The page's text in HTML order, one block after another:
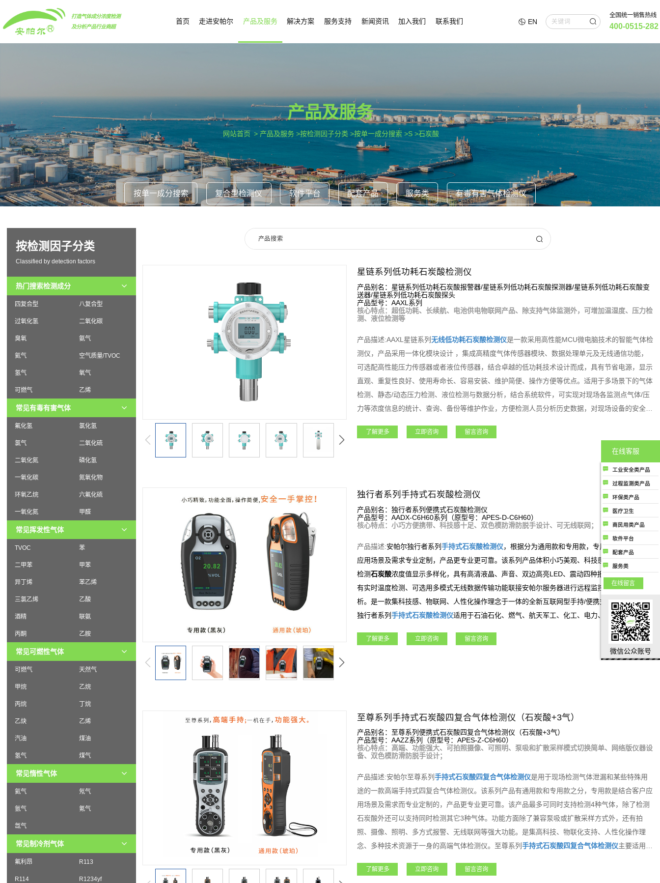
打造气体成分浓度检测
及分析产品行业商超
首页 走进安帕尔 产品及服务 解决方案 服务支持 新闻资讯 加入我们 联系我们 EN
全国统一销售热线
400-0515-282
产品及服务
网站首页 > 产品及服务 >按检测因子分类 >按单一成分搜索 >S >石炭酸
按单一成分搜索 复合型检测仪 软件平台 配套产品 服务类 有毒有害气体检测仪
按检测因子分类
Classified by detection factors
热门搜索检测成分
四复合型 八复合型
过氧化氢 二氧化碳
臭氧 氨气
氦气 空气质量/TVOC
氢气 氧气
可燃气 乙烯
常见有毒有害气体
氟化氢 氯化氢
氯气 二氧化硫
二氧化氮 磷化氢
一氧化碳 氮氧化物
环氧乙烷 六氟化硫
一氧化氮 甲醛
常见挥发性气体
TVOC 苯
二甲苯 甲苯
异丁烯 苯乙烯
三氯乙烯 乙酸
酒精 联氨
丙酮 乙胺
常见可燃性气体
可燃气 天然气
甲烷 乙烷
丙烷 丁烷
乙炔 乙烯
汽油 煤油
氢气 煤气
常见惰性气体
氦气 氖气
氩气 氪气
氙气
常见制冷剂气体
氟利昂 R113
R114 R1234yf
星链系列低功耗石炭酸检测仪
产品别名：星链系列低功耗石炭酸报警器/星链系列低功耗石炭酸探测器/星链系列低功耗石炭酸变
送器/星链系列低功耗石炭酸探头
产品型号：AAXL系列
核心特点：超低功耗、长续航、电池供电物联网产品、除支持气体监测外，可增加温湿度、压力检
测、液位检测等
产品描述:AAXL星链系列 无线低功耗石炭酸检测仪是一款采用高性能MCU微电脑技术的智能气体检
测仪，产品采用一体化模块设计 ，集成高精度气体传感器模块、数据处理单元及无线通信功能，
可选配高性能压力传感器或者液位传感器，结合卓越的低功耗技术设计而成，具有节省电源，显示
直观、重复性良好、使用寿命长、容易安装、维护简便、操作方便等优点。适用于多场景下的气体
检测、静态/动态压力检测、液位检测与数据分析，结合系统软件，可实现对现场各监测点气体/压
力等浓度信息的统计、查询、备份等维护作业，方便检测人员分析历史数据，对现场设备的安全风
时性，降低设备使用风险。
了解更多 立即咨询 留言咨询
独行者系列手持式石炭酸检测仪
产品别名：独行者系列便携式石炭酸检测仪
产品型号：AADX-C6H60系列（原型号：APES-D-C6H60）
核心特点：小巧方便携带、科技感十足、双色模防滑防脱手设计、可无线联网；
产品描述:安帕尔独行者系列 手持式石炭酸检测仪，根据分为通用款和专用款，专用款为结合客户
应用场景及需求专业定制，产品更专业更可靠。该系列产品体积小巧美观、科技感强、携带方便，
检测石炭酸浓度值显示多样化，具有高清液晶、声音、双边高亮LED、震动四种报警方式，同时具
有实时温度检测、可选用多模式无线数据传输功能联接安帕尔服务器进行远程监控、数据存储和分
析。是一款集科技感、物联网、人性化操作理念于一体的全新互联网型手持/便携式气体检测仪。
独行者系列 手持式石炭酸检测仪适用于石油石化、燃气、航天军工、化工、电力、科研院所、市政
了解更多 立即咨询 留言咨询
至尊系列手持式石炭酸四复合气体检测仪（石炭酸+3气）
产品别名：至尊系列便携式石炭酸四复合气体检测仪（石炭酸+3气）
产品型号：AAZZ系列（原型号：APES-Z-C6H60）
核心特点：高端、功能强大、可拍照摄像、可照明、泵吸和扩散采样模式切换简单、网络版仪器设
备、双色模防滑防脱手设计；
产品描述:安帕尔至尊系列 手持式石炭酸四复合气体检测仪是用于现场检测气体泄漏和某些特殊用
途的一款高端手持式四复合气体检测仪。该系列产品有通用款和专用款之分，专用款是结合客户应
用场景及需求而专业定制的，产品更专业更可靠。该产品最多可同时支持检测4种气体，除了检测
石炭酸外还可以支持同时检测其它3种气体。功能方面除了兼容泵吸或扩散采样方式外，还有拍
照、摄像、照明、多方式报警、无线联网等强大功能。是集高科技、物联化支持、人性化操作理
念、多种技术资源于一身的高端气体检测仪。至尊系列 手持式石炭酸四复合气体检测仪主要适用于
借其超强的功能和性能获得广大用户朋友高度的认可和赞誉！
了解更多 立即咨询 留言咨询
在线客服
工业安全类产品
工业安全类产品主
要指用于各工业场
所中保护人民生命
健康和财务安全的
气体成分检测及分
析类相关产品；
过程监测类产品
过程监测类产品主
要是指用于生产制
造过程控制中提高
质量和生产效率用
的气体成分检测及
分析类相关产品
环保类产品
环保类产品主要指
用于监测大气环境
或提高大气空气质
量相关的所有气体
成分检测和分析类
产品
医疗卫生
医疗卫生类产品是
指用于医疗行业或
公共卫生领域相关
的所有气体成分检
测和分析类产品
商民用类产品
商民用类产品是指
商用或者民用用于
保护人类生命健康
或者财产安全相关
的气体成分检测和
分析类产品
软件平台
软件平台类产品是
指与气体成分检测
及分析相关的各种
应用场景上使用的
软件监测和管理云
平台、环保云平
台、过程监测管控
云平台等；
配套产品
配套产品
服务类
服务类指除了行业
硬件产品和软件产
供的气体成分监测
及分析行业相关的
服务
在线留言
微信公众账号